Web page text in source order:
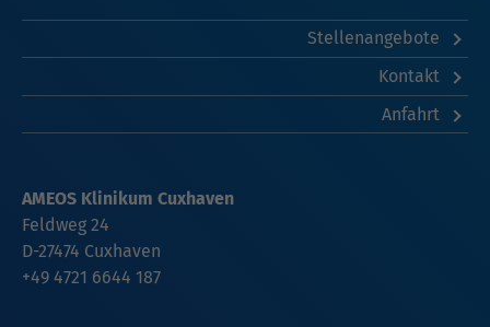
Stellenangebote
Kontakt
Anfahrt
AMEOS Klinikum Cuxhaven
Feldweg 24
D-27474 Cuxhaven
+49 4721 6644 187